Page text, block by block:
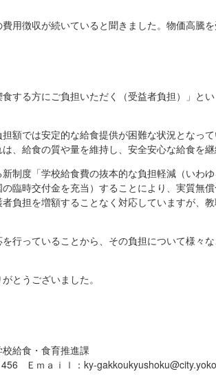
用徴収が続いていると聞きました。物価高騰
する方にご負担いただく（受益者負担）」と
額では安定的な給食提供が困難な状況となっ
、給食の質や量を維持し、安全安心な給食を継
制度「学校給食費の抜本的な負担軽減（いわ
臨時交付金を充当）することにより、実質無
負担を増額することなく対応していますが、
行っていることから、その負担について様々
とうございました。
給食・食育推進課
Ｅｍａｉｌ：ky-